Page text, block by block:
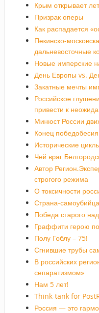
Крым открывает
Призрак оперы
Как распадается
Пекинско-
дальневосточные
Новые имперские
День Европы vs.
Закатные мечты
Российское
привести к
Минюст России
Конец победобесия
Исторические
Чей враг
Автор
строгого режима
О токсичности
Страна-самоубийца
Победа старого
Граффити герою
Полу Гоблу – 75!
Сгнившие трубы
В российских
сепаратизмом»
Нам 5 лет!
Think-tank for
Россия — это